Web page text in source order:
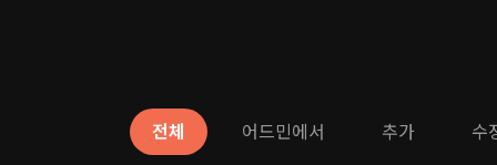
전체 어드민에서 추가 수